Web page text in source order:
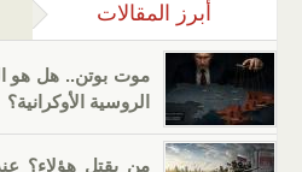
أبرز المقالات (علامة
موت بوتن.. هل هو
الروسية الأوكرانية؟
من يقتل هؤلاء؟